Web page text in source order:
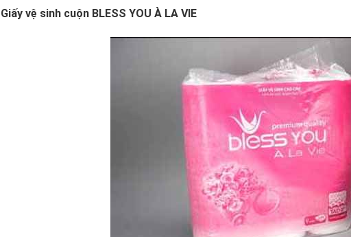
Giấy vệ sinh cuộn BLESS YOU À LA VIE